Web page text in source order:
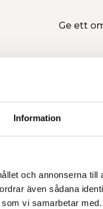
Information
och annonserna
även sådana
vi samarbetar
Ge ett
för
3
7,0
i kg